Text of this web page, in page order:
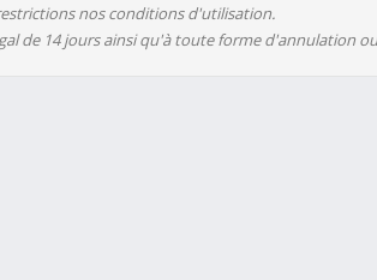
nos conditions d'utilisation.
de 14 jours ainsi qu'à toute forme d'annulation